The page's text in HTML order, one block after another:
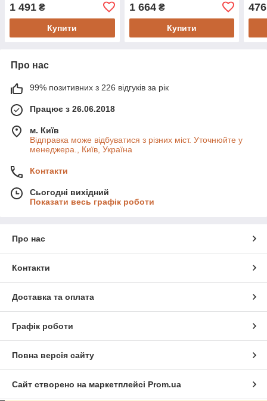
1 491 ₴
Купити
1 664₴
Купити
476
Про нас
99% позитивних з 226 відгуків за рік
Працює з 26.06.2018
м. Київ
Відправка може відбуватися з різних міст. Уточнюйте у
менеджера., Київ, Україна
Контакти
Сьогодні вихідний
Показати весь графік роботи
Про нас
Контакти
Доставка та оплата
Графік роботи
Повна версія сайту
Сайт створено на маркетплейсі Prom.ua